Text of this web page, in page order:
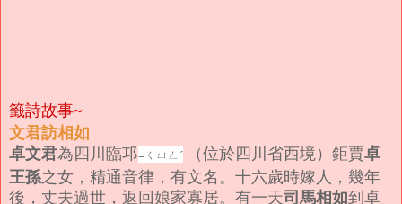
籤詩故事~
文君訪相如
卓文君為四川臨邛=ㄑㄩㄥˊ （位於四川省西境）鉅賈卓
王孫之女，精通音律，有文名。十六歲時嫁人，幾年
後，丈夫過世，返回娘家寡居。有一天司馬相如到卓